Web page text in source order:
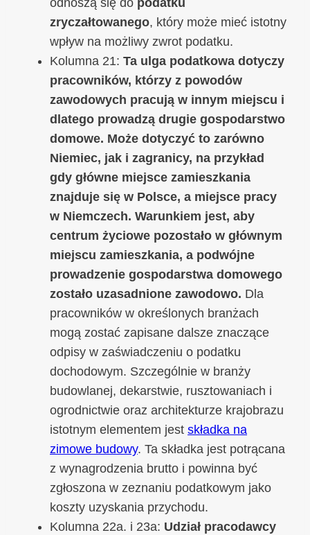
odnoszą się do podatku
zryczałtowanego, który może mieć istotny
wpływ na możliwy zwrot podatku.
Kolumna 21: Ta ulga podatkowa dotyczy
pracowników, którzy z powodów
zawodowych pracują w innym miejscu i
dlatego prowadzą drugie gospodarstwo
domowe. Może dotyczyć to zarówno
Niemiec, jak i zagranicy, na przykład
gdy główne miejsce zamieszkania
znajduje się w Polsce, a miejsce pracy
w Niemczech. Warunkiem jest, aby
centrum życiowe pozostało w głównym
miejscu zamieszkania, a podwójne
prowadzenie gospodarstwa domowego
zostało uzasadnione zawodowo. Dla
pracowników w określonych branżach
mogą zostać zapisane dalsze znaczące
odpisy w zaświadczeniu o podatku
dochodowym. Szczególnie w branży
budowlanej, dekarstwie, rusztowaniach i
ogrodnictwie oraz architekturze krajobrazu
istotnym elementem jest składka na
zimowe budowy. Ta składka jest potrącana
z wynagrodzenia brutto i powinna być
zgłoszona w zeznaniu podatkowym jako
koszty uzyskania przychodu.
Kolumna 22a. i 23a: Udział pracodawcy